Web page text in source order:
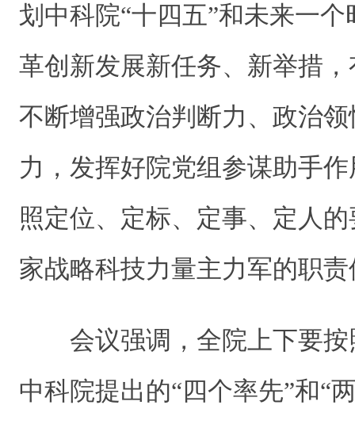
划中科院“十四五”和未来一
革创新发展新任务、新举措
不断增强政治判断力、政治
力，发挥好院党组参谋助手
照定位、定标、定事、定人
家战略科技力量主力军的职
会议强调，全院上下要按
中科院提出的“四个率先”和“